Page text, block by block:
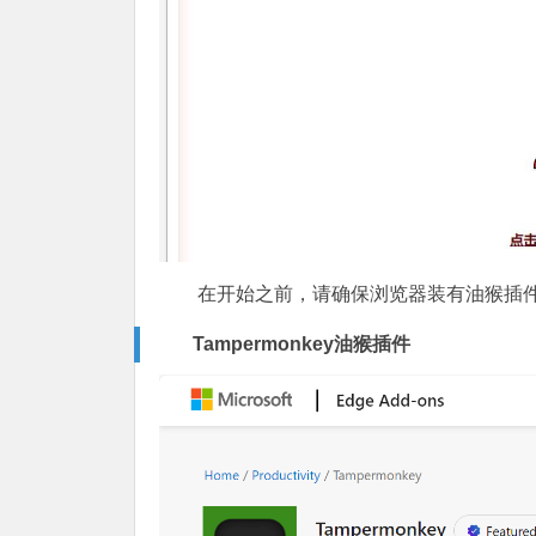
在开始之前，请确保浏览器装有油猴插
Tampermonkey油猴插件